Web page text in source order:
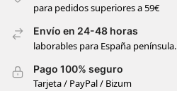
para pedidos superiores a 59€
Envío en 24-48 horas
laborables para España península.
Pago 100% seguro
Tarjeta / PayPal / Bizum